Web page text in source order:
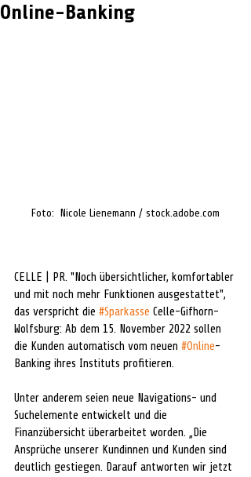
Online-Banking
Foto:  Nicole Lienemann / stock.adobe.com
CELLE | PR. "Noch übersichtlicher, komfortabler
und mit noch mehr Funktionen ausgestattet",
das verspricht die #Sparkasse Celle-Gifhorn-
Wolfsburg: Ab dem 15. November 2022 sollen
die Kunden automatisch vom neuen #Online-
Banking ihres Instituts profitieren.
Unter anderem seien neue Navigations- und
Suchelemente entwickelt und die
Finanzübersicht überarbeitet worden. „Die
Ansprüche unserer Kundinnen und Kunden sind
deutlich gestiegen. Darauf antworten wir jetzt